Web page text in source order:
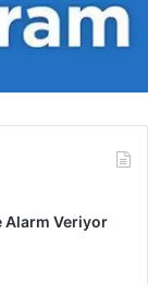
Alarm Veriyor